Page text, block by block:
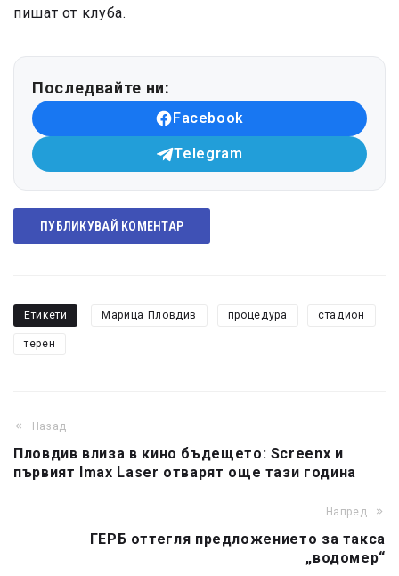
пишат от клуба.
Последвайте ни:
Facebook
Telegram
ПУБЛИКУВАЙ КОМЕНТАР
Етикети Марица Пловдив процедура стадион
терен
Назад
Пловдив влиза в кино бъдещето: Screenx и
първият Imax Laser отварят още тази година
Напред
ГЕРБ оттегля предложението за такса
„водомер“